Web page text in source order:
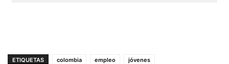
ETIQUETAS colombia empleo jóvenes